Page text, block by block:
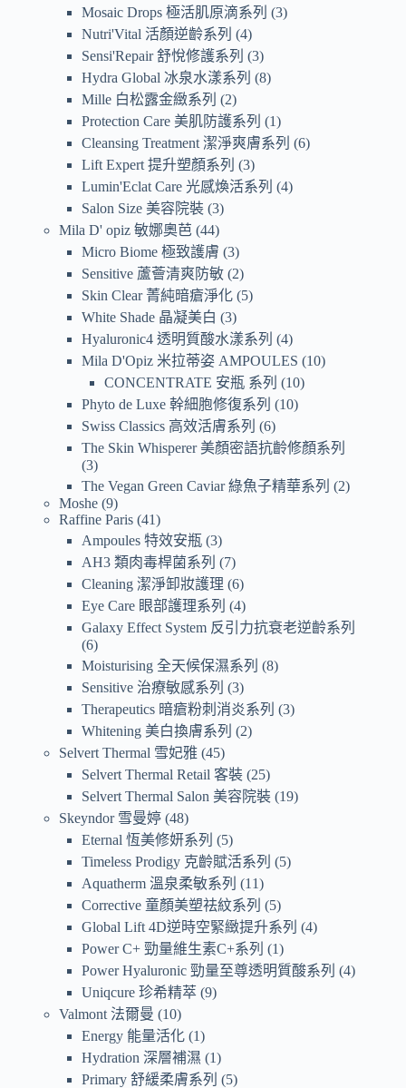
Mosaic Drops 極活肌原滴系列
3
Nutri'Vital 活顏逆齡系列
4
Sensi'Repair 舒悅修護系列
3
Hydra Global 冰泉水漾系列
8
Mille 白松露金緻系列
2
Protection Care 美肌防護系列
1
Cleansing Treatment 潔淨爽膚系列
6
Lift Expert 提升塑顏系列
3
Lumin'Eclat Care 光感煥活系列
4
Salon Size 美容院裝 3
Mila D' opiz 敏娜奧芭 44
Micro Biome 極致護膚 3
Sensitive 蘆薈清爽防敏 2
Skin Clear 菁純暗瘡淨化 5
White Shade 晶凝美白
3
Hyaluronic4 透明質酸水漾系列
4
Mila D'Opiz 米拉蒂姿 AMPOULES
10
CONCENTRATE 安瓶 系列
10
Phyto de Luxe 幹細胞修復系列
10
Swiss Classics 高效活膚系列
6
The Skin Whisperer 美顏密語抗齡修顏系列
3
The Vegan Green Caviar 綠魚子精華系列
2
Moshe 9
Raffine Paris 41
Ampoules 特效安瓶 3
AH3 類肉毒桿菌系列
7
Cleaning 潔淨卸妝護理 6
Eye Care 眼部護理系列
4
Galaxy Effect System 反引力抗衰老逆齡系列
6
Moisturising 全天候保濕系列
8
Sensitive 治療敏感系列
3
Therapeutics 暗瘡粉刺消炎系列
3
Whitening 美白換膚系列
2
Selvert Thermal 雪妃雅 45
Selvert Thermal Retail 客裝 25
Selvert Thermal Salon 美容院裝 19
Skeyndor 雪曼婷 48
Eternal 恆美修妍系列
5
Timeless Prodigy 克齡賦活系列
5
Aquatherm 溫泉柔敏系列
11
Corrective 童顏美塑祛紋系列
5
Global Lift 4D逆時空緊緻提升系列
4
Power C+ 勁量維生素C+系列
1
Power Hyaluronic 勁量至尊透明質酸系列
4
Uniqcure 珍希精萃 9
Valmont 法爾曼
10
Energy 能量活化 1
Hydration 深層補濕
1
Primary 舒緩柔膚系列
5